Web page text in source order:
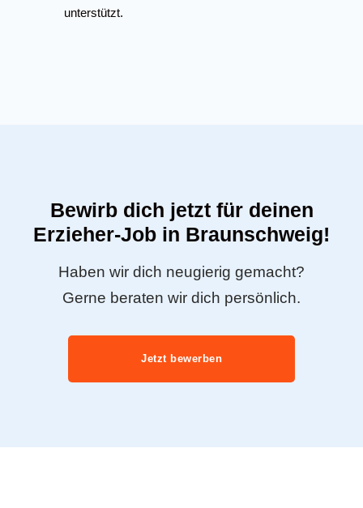
unterstützt.
Bewirb dich jetzt für deinen
Erzieher-Job in Braunschweig!
Haben wir dich neugierig gemacht?
Gerne beraten wir dich persönlich.
Jetzt bewerben